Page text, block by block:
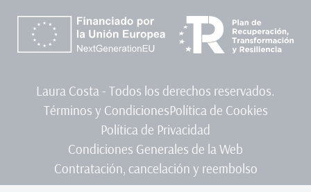
Laura Costa - Todos los derechos reservados.
Términos y CondicionesPolítica de Cookies
Política de Privacidad
Condiciones Generales de la Web
Contratación, cancelación y reembolso